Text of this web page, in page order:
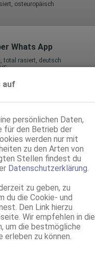
auf
persönlichen Daten,
für den Betrieb der
werden nur mit
zu den Arten von
Stellen findest du
Datenschutzerklärung
zu geben, zu
du die Cookie- und
Den Link hierzu
Wir empfehlen in die
um die bestmögliche
zu können.
osteuropäisch
Whats App
total rasiert, deutsch
total rasiert, Latina
Körperküs., DSa, DSp
asiatisch